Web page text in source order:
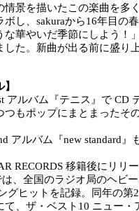
情景を描いたこの楽曲を多
ボし、sakuraから16年目の
な華やいだ季節にしよう！
した。新曲が出る前に盛り
アルバム『テニス』で CD
つもポップにまとまったそ
アルバム『new standard』
RECORDS 移籍後にリリ
は、全国のラジオ局のヘビ
グヒットを記録。同年の第
て、ザ・ベスト10 ニュー・